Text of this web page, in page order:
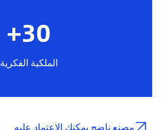
30
+
الملكية الفكرية
مصنع ناضج يمكنك الاعتماد عليه